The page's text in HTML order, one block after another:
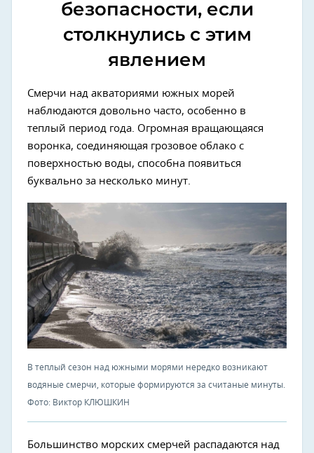
безопасности, если
столкнулись с этим
явлением
Смерчи над акваториями южных морей
наблюдаются довольно часто, особенно в
теплый период года. Огромная вращающаяся
воронка, соединяющая грозовое облако с
поверхностью воды, способна появиться
буквально за несколько минут.
В теплый сезон над южными морями нередко возникают
водяные смерчи, которые формируются за считаные минуты.
Фото: Виктор КЛЮШКИН
Большинство морских смерчей распадаются над